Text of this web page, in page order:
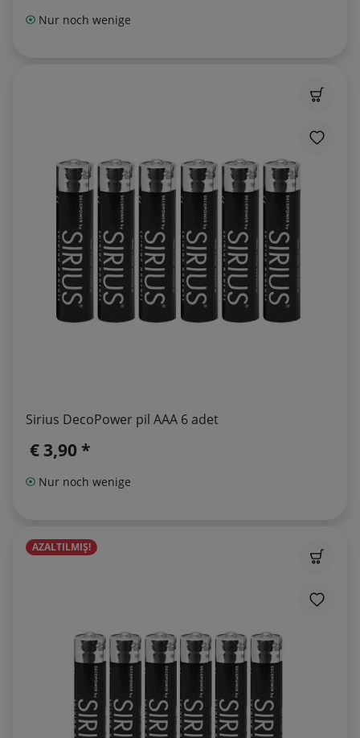
Nur noch wenige
Sirius DecoPower pil AAA 6 adet
€ 3,90 *
Nur noch wenige
AZALTILMIŞ!